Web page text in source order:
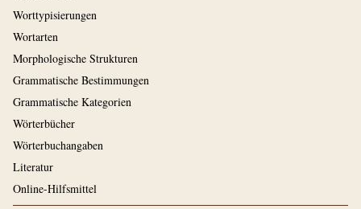
Worttypisierungen
Wortarten
Morphologische Strukturen
Grammatische Bestimmungen
Grammatische Kategorien
Wörterbücher
Wörterbuchangaben
Literatur
Online-Hilfsmittel